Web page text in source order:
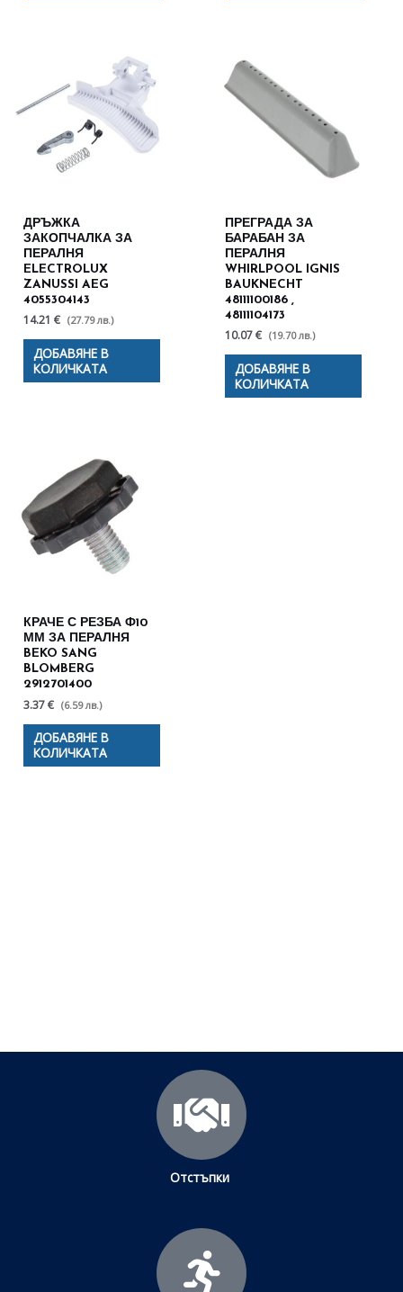
ДРЪЖКА
ЗАКОПЧАЛКА ЗА
ПЕРАЛНЯ
ELECTROLUX
ZANUSSI AEG
4055304143
14.21 € (27.79 лв.)
ДОБАВЯНЕ В
КОЛИЧКАТА
ПРЕГРАДА ЗА
БАРАБАН ЗА
ПЕРАЛНЯ
WHIRLPOOL IGNIS
BAUKNECHT
48111100186 ,
48111104173
10.07 € (19.70 лв.)
ДОБАВЯНЕ В
КОЛИЧКАТА
КРАЧЕ С РЕЗБА Ф10
ММ ЗА ПЕРАЛНЯ
BEKO SANG
BLOMBERG
2912701400
3.37 € (6.59 лв.)
ДОБАВЯНЕ В
КОЛИЧКАТА
Отстъпки